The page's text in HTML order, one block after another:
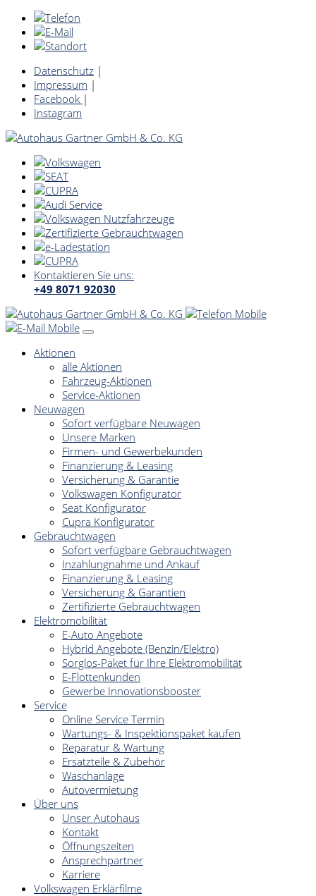
Datenschutz |
Impressum |
Facebook |
Instagram
Kontaktieren Sie uns:
+49 8071 92030
Aktionen
alle Aktionen
Fahrzeug-Aktionen
Service-Aktionen
Neuwagen
Sofort verfügbare Neuwagen
Unsere Marken
Firmen- und Gewerbekunden
Finanzierung & Leasing
Versicherung & Garantie
Volkswagen Konfigurator
Seat Konfigurator
Cupra Konfigurator
Gebrauchtwagen
Sofort verfügbare Gebrauchtwagen
Inzahlungnahme und Ankauf
Finanzierung & Leasing
Versicherung & Garantien
Zertifizierte Gebrauchtwagen
Elektromobilität
E-Auto Angebote
Hybrid Angebote (Benzin/Elektro)
Sorglos-Paket für Ihre Elektromobilität
E-Flottenkunden
Gewerbe Innovationsbooster
Service
Online Service Termin
Wartungs- & Inspektionspaket kaufen
Reparatur & Wartung
Ersatzteile & Zubehör
Waschanlage
Autovermietung
Über uns
Unser Autohaus
Kontakt
Öffnungszeiten
Ansprechpartner
Karriere
Volkswagen Erklärfilme